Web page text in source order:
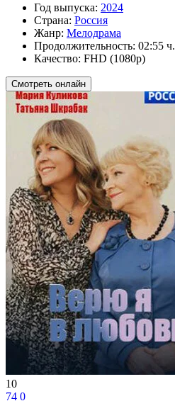
Год выпуска: 2024
Страна: Россия
Жанр: Мелодрама
Продолжительность: 02:55 ч.
Качество: FHD (1080p)
Смотреть онлайн
10
74 0